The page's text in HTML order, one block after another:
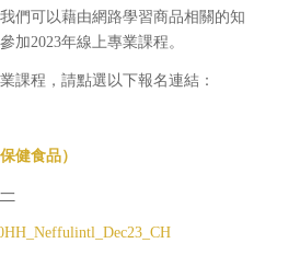
們可以藉由網路學習商品相關的知
加2023年線上專業課程。
課程，請點選以下報名連結：
健食品）